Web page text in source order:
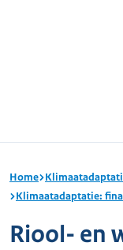
Home
Klimaatadaptatie:
Riool- en